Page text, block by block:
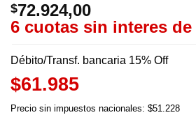
$72.924,00
6 cuotas sin interes de
Débito/Transf. bancaria 15% Off
$61.985
Precio sin impuestos nacionales: $51.228